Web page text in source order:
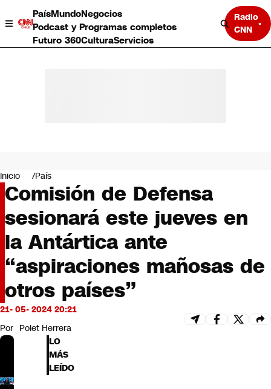
PaísMundoNegocios
Podcast y Programas completos
Futuro 360CulturaServicios
Radio
CNN
Negocios
Deportes
Programas completos
Cultura
Servicios
Bits
CNN tiempo
Futuro 360
Opinión
Inicio País
Comisión de Defensa
sesionará este jueves en
la Antártica ante
“aspiraciones mañosas de
otros países”
21- 05- 2024 20:21
Por Polet Herrera
LO
MÁS
LEÍDO